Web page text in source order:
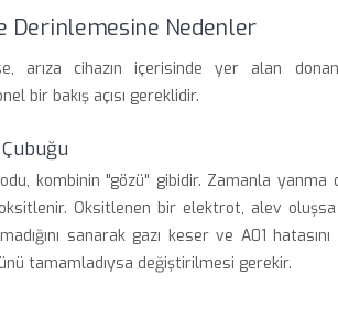
Derinlemesine Nedenler
cihazın içerisinde yer alan
bir bakış açısı gereklidir.
kombinin "gözü" gibidir. Zamanla yanma
Oksitlenen bir elektrot, alev
sanarak gazı keser ve A01
tamamladıysa değiştirilmesi gerekir.